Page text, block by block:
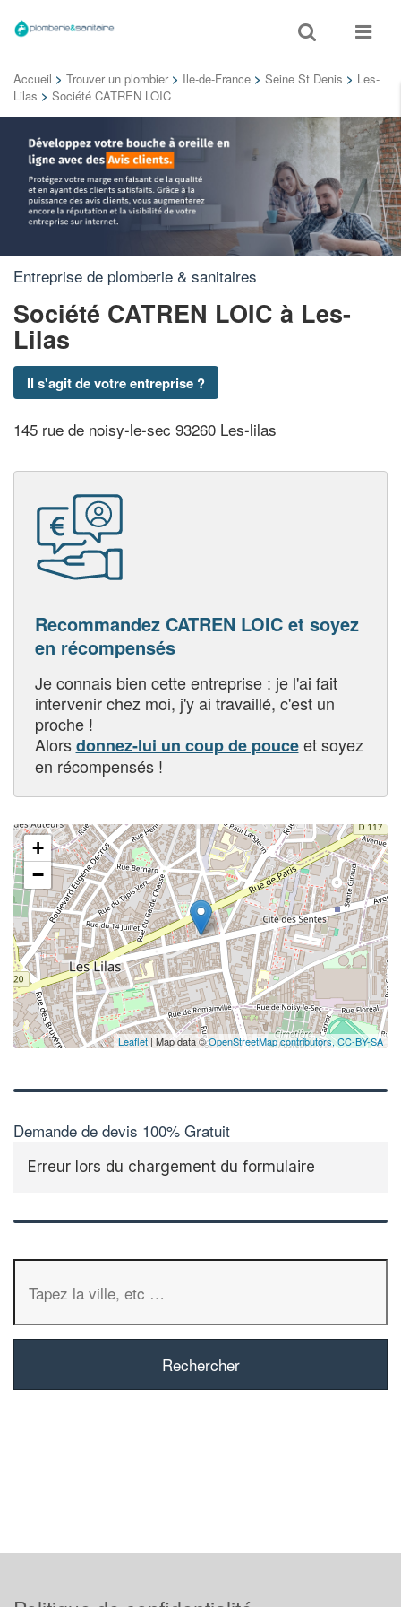
Toggle
search
Toggle
Accueil > Trouver un plombier > Ile-de-France > Seine St Denis > Les-
Lilas > Société CATREN LOIC
Entreprise de plomberie & sanitaires
Société CATREN LOIC à Les-
Lilas
Il s'agit de votre entreprise ?
145 rue de noisy-le-sec 93260 Les-lilas
Recommandez CATREN LOIC et soyez
en récompensés
Je connais bien cette entreprise : je l'ai fait
intervenir chez moi, j'y ai travaillé, c'est un
proche !
Alorsdonnez-lui un coup de pouceet soyez
en récompensés !
+
−
Leaflet| Map data ©OpenStreetMap contributors,CC-BY-SA
Demande de devis 100% Gratuit
Erreur lors du chargement du formulaire